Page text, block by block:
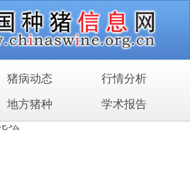
猪病动态 行情分析
地方猪种 学术报告